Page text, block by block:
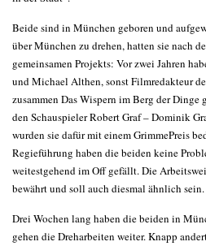
Beide sind in München geboren und
über München zu drehen, hatten sie nach
gemeinsamen Projekts: Vor zwei Jahren
und Michael Althen, sonst Filmredakteur
zusammen Das Wispern im Berg der
den Schauspieler Robert Graf – Dominik
wurden sie dafür mit einem GrimmePreis
Regieführung haben die beiden keine
weitestgehend im Off gefällt. Die
bewährt und soll auch diesmal ähnlich sein.
Drei Wochen lang haben die beiden in
gehen die Dreharbeiten weiter. Knapp